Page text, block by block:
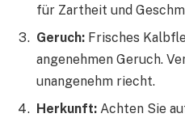
für Zartheit und
Geruch: Frisches
angenehmen Geruch.
unangenehm riecht.
Herkunft: Achten Sie